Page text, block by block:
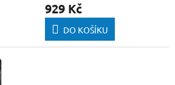
929 Kč
DO KOŠÍKU